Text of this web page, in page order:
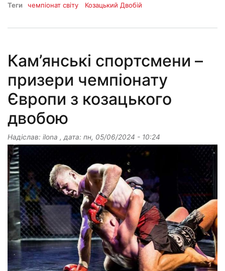
Теги чемпіонат світу Козацький Двобій
Кам’янські спортсмени –
призери чемпіонату
Європи з козацького
двобою
Надіслав: ilona , дата: пн, 05/06/2024 - 10:24